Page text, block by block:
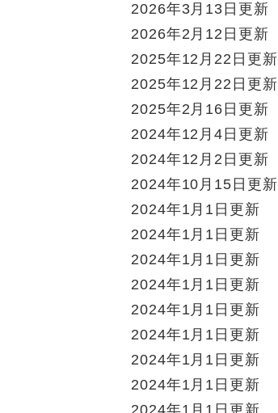
2026年3月13日更新
2026年2月12日更新
2025年12月22日更新
2025年12月22日更新
2025年2月16日更新
2024年12月4日更新
2024年12月2日更新
2024年10月15日更新
2024年1月1日更新
2024年1月1日更新
2024年1月1日更新
2024年1月1日更新
2024年1月1日更新
2024年1月1日更新
2024年1月1日更新
2024年1月1日更新
2024年1月1日更新